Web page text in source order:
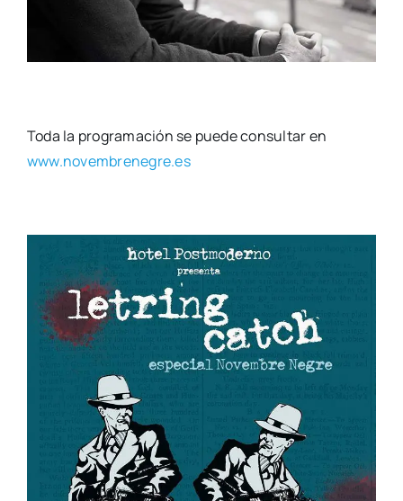
Toda la pro­gra­ma­ción se pue­de con­sul­tar en
www.novembrenegre.es